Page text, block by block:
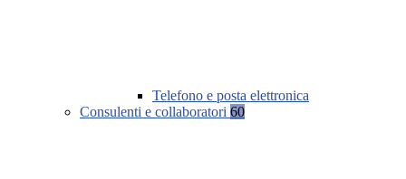
Telefono e posta elettronica
Consulenti e collaboratori 60